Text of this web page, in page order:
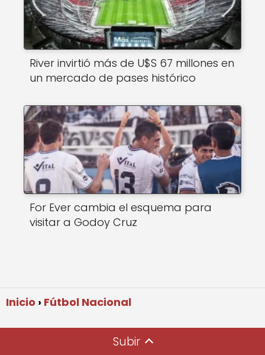
River invirtió más de U$S 67 millones en
un mercado de pases histórico
For Ever cambia el esquema para
visitar a Godoy Cruz
Inicio Fútbol Nacional
Subir